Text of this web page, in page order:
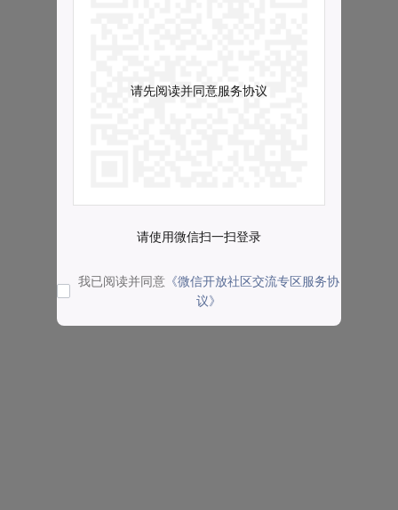
请先阅读并同意服务协议
请使用微信扫一扫登录
我已阅读并同意 《微信开放社区交流专区服务协
议》